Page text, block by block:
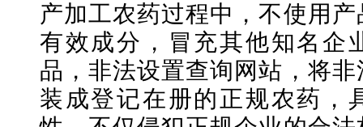
产加工农药过程中，不使用
有效成分，冒充其他知名企
品，非法设置查询网站，将
装成登记在册的正规农药，